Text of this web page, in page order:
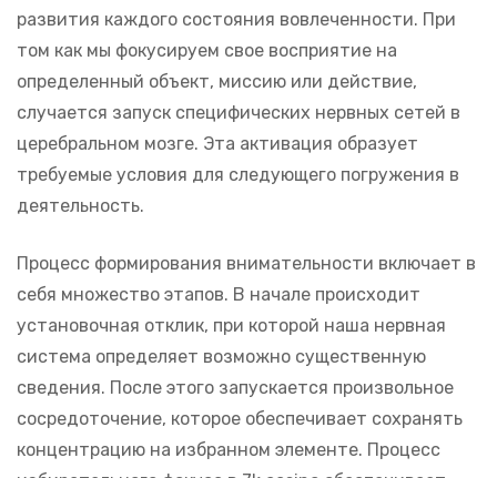
развития каждого состояния вовлеченности. При
том как мы фокусируем свое восприятие на
определенный объект, миссию или действие,
случается запуск специфических нервных сетей в
церебральном мозге. Эта активация образует
требуемые условия для следующего погружения в
деятельность.
Процесс формирования внимательности включает в
себя множество этапов. В начале происходит
установочная отклик, при которой наша нервная
система определяет возможно существенную
сведения. После этого запускается произвольное
сосредоточение, которое обеспечивает сохранять
концентрацию на избранном элементе. Процесс